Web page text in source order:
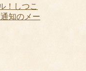
！しつこ
知のメー